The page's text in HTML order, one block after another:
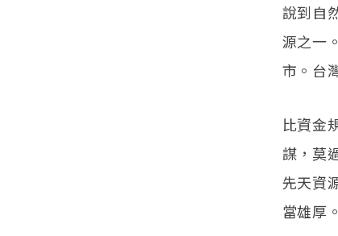
說到自
源之一
市。台
比資金
謀，莫
先天資
當雄厚。